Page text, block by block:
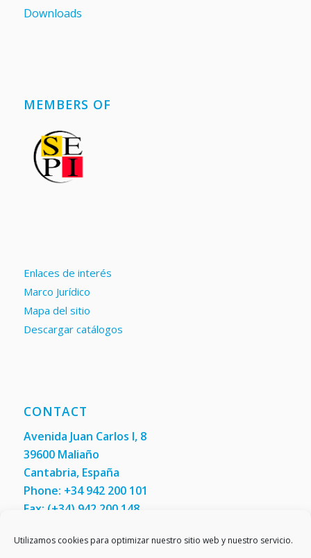
Utilizamos cookies para optimizar nuestro sitio web y nuestro servicio.
Downloads
MEMBERS OF
Enlaces de interés
Marco Jurídico
Mapa del sitio
Descargar catálogos
CONTACT
Avenida Juan Carlos I, 8
39600 Maliaño
Cantabria, España
Phone: +34 942 200 101
Fax: (+34) 942 200 148
Contact us